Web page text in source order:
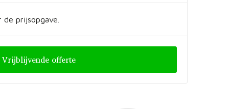
prijsopgave.
Vrijblijvende offerte